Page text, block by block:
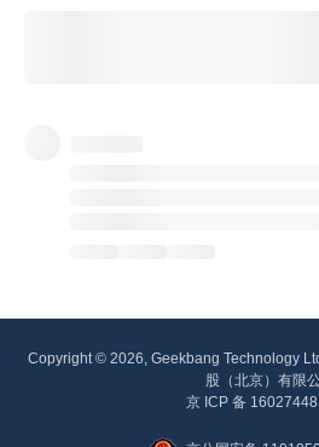
Copyright © 2026, Geekbang Technology
股（北京）有限
京 ICP 备 16027448